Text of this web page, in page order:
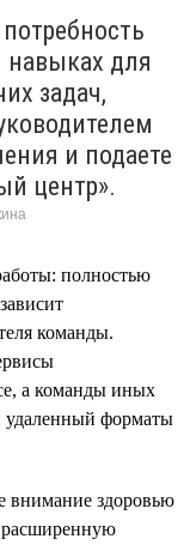
навыках для
задач,
и подаете
центр».
полностью
команды.
а команды иных
удаленный форматы
внимание здоровью
расширенную